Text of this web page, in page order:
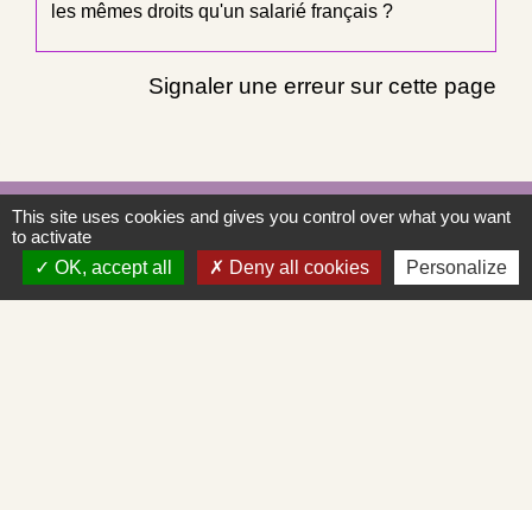
les mêmes droits qu'un salarié français ?
Signaler une erreur sur cette page
Contacts
Commune de Saint-Albain
Place de la Mairie
This site uses cookies and gives you control over what you want
to activate
OK, accept all
Deny all cookies Personalize